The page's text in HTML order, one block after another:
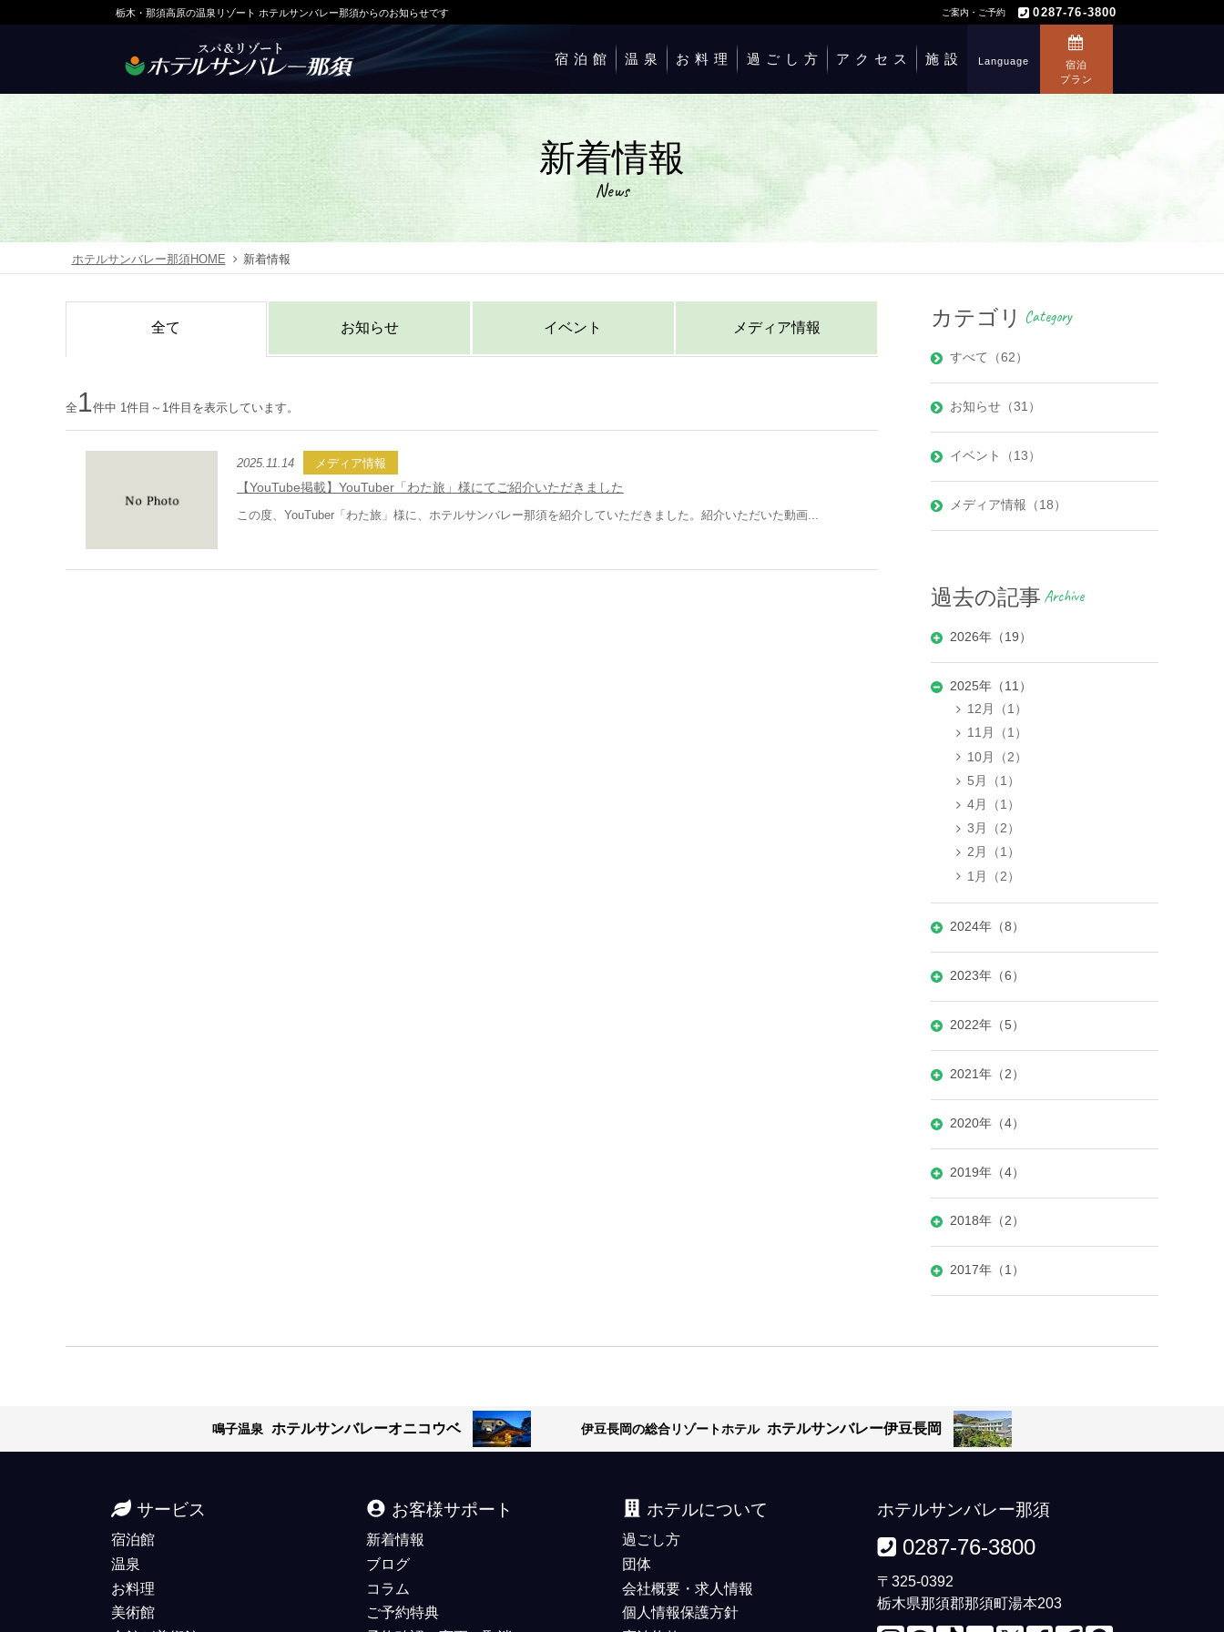
栃木・那須高原の温泉リゾート ホテルサンバレー那須からのお知らせです ご案内・ご予約 0287-76-3800
宿泊館 温泉 お料理 過ごし方 アクセス 施設 Language
宿泊
プラン
新着情報
News
ホテルサンバレー那須HOME 新着情報
全て お知らせ イベント メディア情報
全1件中 1件目～1件目を表示しています。
2025.11.14 メディア情報
【YouTube掲載】YouTuber「わた旅」様にてご紹介いただきました
この度、YouTuber「わた旅」様に、ホテルサンバレー那須を紹介していただきました。紹介いただいた動画...
カテゴリ Category
すべて（62）
お知らせ（31）
イベント（13）
メディア情報（18）
過去の記事 Archive
2026年（19）
2025年（11）
12月（1）
11月（1）
10月（2）
5月（1）
4月（1）
3月（2）
2月（1）
1月（2）
2024年（8）
2023年（6）
2022年（5）
2021年（2）
2020年（4）
2019年（4）
2018年（2）
2017年（1）
鳴子温泉 ホテルサンバレーオニコウベ 伊豆長岡の総合リゾートホテル ホテルサンバレー伊豆長岡
サービス
宿泊館
温泉
お料理
美術館
お客様サポート
新着情報
ブログ
コラム
ご予約特典
ホテルについて
過ごし方
団体
会社概要・求人情報
個人情報保護方針
ホテルサンバレー那須
0287-76-3800
〒325-0392
栃木県那須郡那須町湯本203